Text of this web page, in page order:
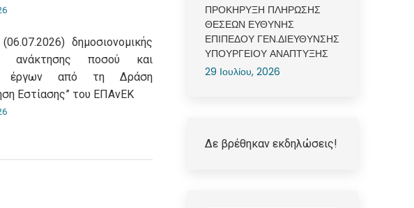
δημοσιονομικής
ανάκτησης ποσού και
έργων από τη Δράση
Εστίασης” του ΕΠΑνΕΚ
ΠΡΟΚΗΡΥΞΗ ΠΛΗΡΩΣΗΣ
ΘΕΣΕΩΝ ΕΥΘΥΝΗΣ
ΕΠΙΠΕΔΟΥ ΓΕΝ.ΔΙΕΥΘΥΝΣΗΣ
ΥΠΟΥΡΓΕΙΟΥ ΑΝΑΠΤΥΞΗΣ
29 Ιουλίου, 2026
Δε βρέθηκαν εκδηλώσεις!